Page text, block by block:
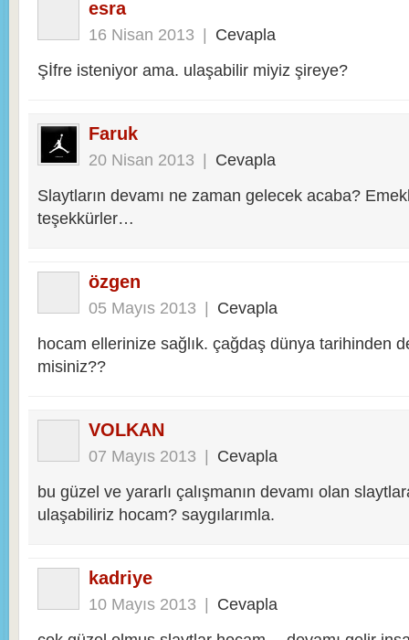
esra
16 Nisan 2013 | Cevapla
Şİfre isteniyor ama. ulaşabilir miyiz şireye?
Faruk
20 Nisan 2013 | Cevapla
Slaytların devamı ne zaman gelecek acaba?
teşekkürler…
özgen
05 Mayıs 2013 | Cevapla
hocam ellerinize sağlık. çağdaş dünya tarihinden
misiniz??
VOLKAN
07 Mayıs 2013 | Cevapla
bu güzel ve yararlı çalışmanın devamı olan
ulaşabiliriz hocam? saygılarımla.
kadriye
10 Mayıs 2013 | Cevapla